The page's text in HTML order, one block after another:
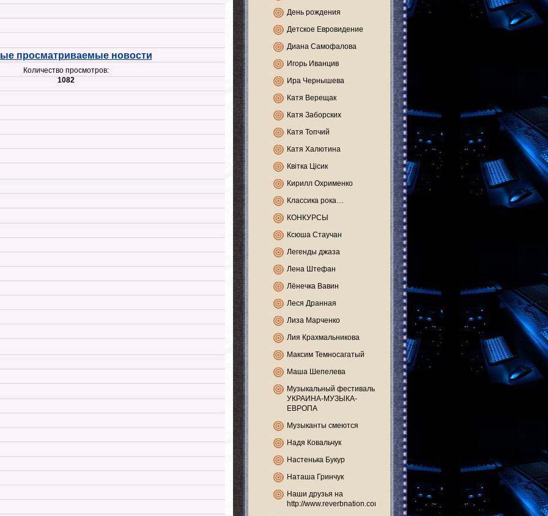
просматриваемые новости
Количество просмотров:
1082
День рождения
Детское Евровидение
Диана Самофалова
Игорь Иванцив
Ира Чернышева
Катя Верещак
Катя Заборских
Катя Топчий
Катя Халютина
Квітка Цісик
Кирилл Охрименко
Классика рока…
КОНКУРСЫ
Ксюша Стаучан
Легенды джаза
Лена Штефан
Лёнечка Вавин
Леся Дранная
Лиза Марченко
Лия Крахмальникова
Максим Темносагатый
Маша Шепелева
Музыкальный фестиваль
УКРАИНА-МУЗЫКА-
ЕВРОПА
Музыканты смеются
Надя Ковальчук
Настенька Букур
Наташа Гринчук
Наши друзья на
http://www.reverbnation.com